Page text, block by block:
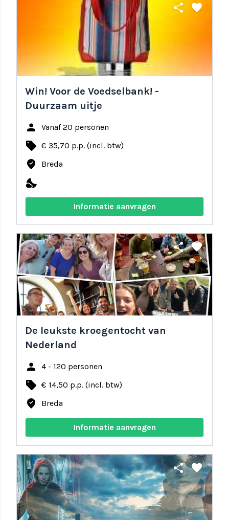
share favorite
Win! Voor de Voedselbank! -
Duurzaam uitje
person Vanaf 20 personen
local_offer € 35,70 p.p. (incl. btw)
where_to_vote Breda
nights_stay
Informatie aanvragen
share favorite
De leukste kroegentocht van
Nederland
person 4 - 120 personen
local_offer € 14,50 p.p. (incl. btw)
where_to_vote Breda
Informatie aanvragen
share favorite